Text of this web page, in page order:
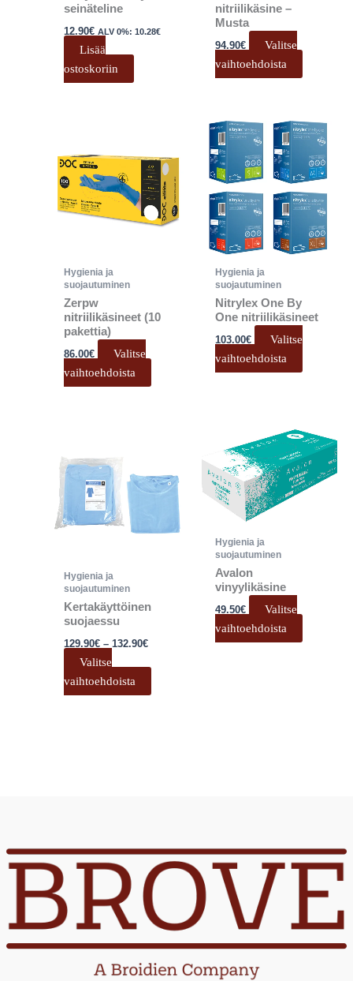
seinäteline
12.90€ ALV 0%:10.28€
Lisää
ostoskoriin
nitriilikäsine –
Musta
94.90€
Valitse
vaihtoehdoista
Hygienia ja
suojautuminen
Zerpw
nitriilikäsineet (10
pakettia)
86.00€
Valitse
vaihtoehdoista
on
useampi
muunnelma.
Voit
Hygienia ja
suojautuminen
Nitrylex One By
One nitriilikäsineet
103.00€
Valitse
vaihtoehdoista
Tällä
tuotteella
on
useampi
Voit
tehdä
Hygienia ja
suojautuminen
Kertakäyttöinen
suojaessu
129.90€ – 132.90€
Valitse
vaihtoehdoista
useampi
muunnelma.
Hygienia ja
suojautuminen
Avalon
vinyylikäsine
49.50€
Valitse
vaihtoehdoista
Tällä
tuotteella
on
useampi